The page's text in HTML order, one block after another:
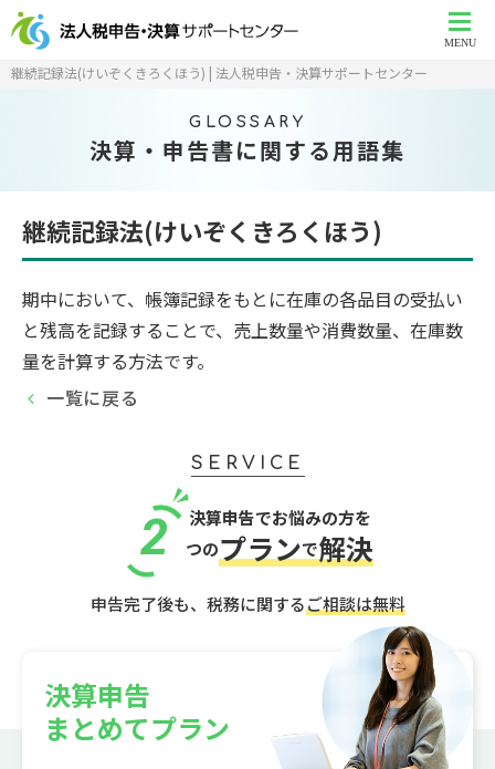
MENU
継続記録法(けいぞくきろくほう) | 法人税申告・決算サポートセンター
GLOSSARY
決算・申告書に関する用語集
継続記録法(けいぞくきろくほう)
期中において、帳簿記録をもとに在庫の各品目の受払い
と残高を記録することで、売上数量や消費数量、在庫数
量を計算する方法です。
一覧に戻る
SERVICE
決算申告でお悩みの方を
2 つのプランで解決
申告完了後も、税務に関するご相談は無料
決算申告
まとめてプラン